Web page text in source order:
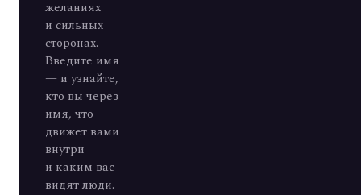
желаниях
и сильных
сторонах.
Введите имя
— и узнайте,
кто вы через
имя, что
движет вами
внутри
и каким вас
видят люди.